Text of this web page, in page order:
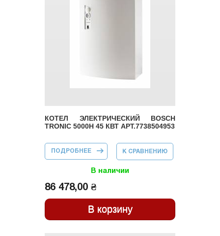
КОТЕЛ ЭЛЕКТРИЧЕСКИЙ BOSCH
TRONIC 5000H 45 КВТ АРТ.7738504953
86 478,00 ₴
К СРАВНЕНИЮ
В наличии
ПОДРОБНЕЕ О КОТЕЛ
ЭЛЕКТРИЧЕСКИЙ
5000H 45 КВТ
АРТ.7738504953